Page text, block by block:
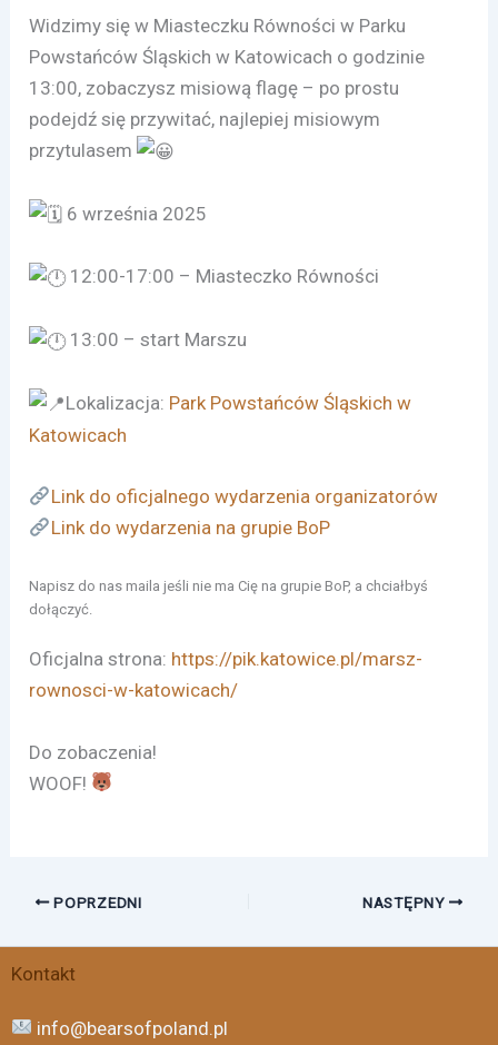
Widzimy się w Miasteczku Równości w Parku
Powstańców Śląskich w Katowicach o godzinie
13:00, zobaczysz misiową flagę – po prostu
podejdź się przywitać, najlepiej misiowym
przytulasem
6 września 2025
12:00-17:00 – Miasteczko Równości
13:00 – start Marszu
Lokalizacja: Park Powstańców Śląskich w
Katowicach
Link do oficjalnego wydarzenia organizatorów
Link do wydarzenia na grupie BoP
Napisz do nas maila jeśli nie ma Cię na grupie BoP, a chciałbyś
dołączyć.
Oficjalna strona: https://pik.katowice.pl/marsz-
rownosci-w-katowicach/
Do zobaczenia!
WOOF!
POPRZEDNI NASTĘPNY
Kontakt
info@bearsofpoland.pl